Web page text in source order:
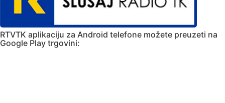
RTVTK aplikaciju za Android telefone možete preuzeti na
Google Play trgovini: